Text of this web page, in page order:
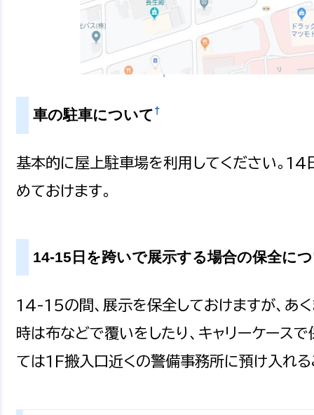
車の駐車について†
基本的に屋上駐車場を利用してください。
めておけます。
14-15日を跨いで展示する場合の保全に
14-15の間、展示を保全しておけますが、あ
時は布などで覆いをしたり、キャリーケース
ては1F搬入口近くの警備事務所に預け入れる